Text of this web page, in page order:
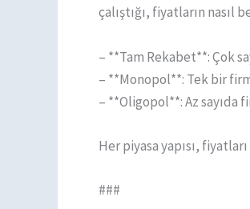
çalıştığı, fiyatların nasıl
– **Tam Rekabet**: Çok
– **Monopol**: Tek bir
– **Oligopol**: Az sayıda
Her piyasa yapısı,
###